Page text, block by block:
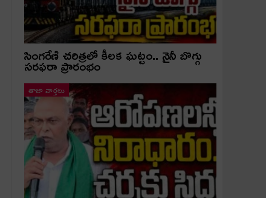
సింగరేణి చరిత్రలో కీలక ఘట్టం.. నైనీ బొగ్గు
సరఫరా ప్రారంభం
తాజా వార్తలు